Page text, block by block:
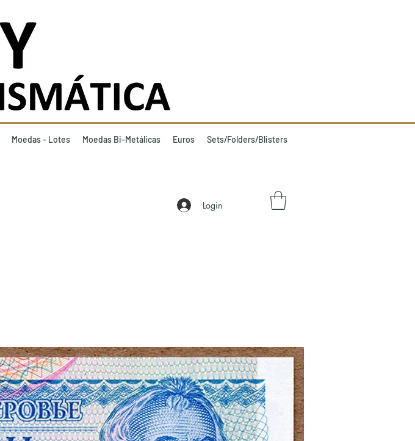
Moedas - Lotes Moedas Bi-Metálicas Euros Sets/Folders/Blisters
Login